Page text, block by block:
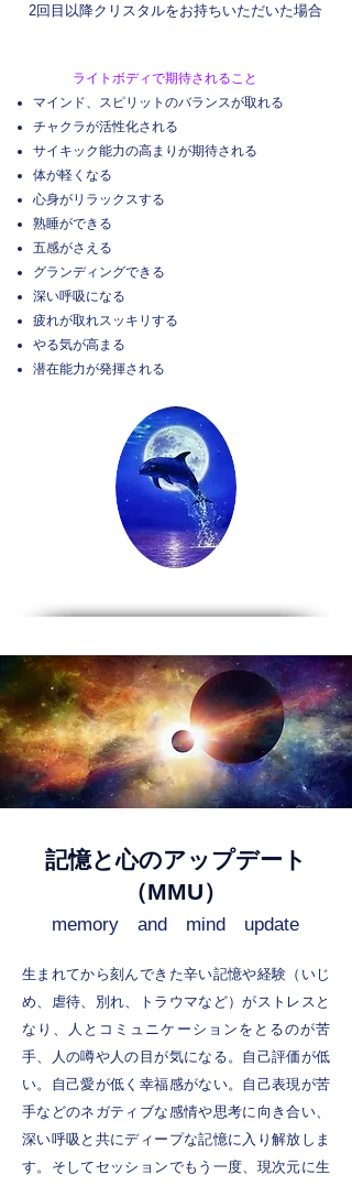
2回目以降クリスタルをお持ちいただいた場合
ライトボディで期待されること
マインド、スピリットのバランスが取れる
チャクラが活性化される
サイキック能力の高まりが期待される
体が軽くなる
心身がリラックスする
熟睡ができる
五感がさえる
グランディングできる
深い呼吸になる
疲れが取れスッキリする
やる気が高まる
​潜在能力が発揮される
記憶と心のアップデート
（MMU）
memory and mind update
生まれてから刻んできた辛い記憶や経験（いじ
め、虐待、別れ、トラウマなど）がストレスと
なり、人とコミュニケーションをとるのが苦
手、人の噂や人の目が気になる。自己評価が低
い。自己愛が低く幸福感がない。自己表現が苦
手などのネガティブな感情や思考に向き合い、
深い呼吸と共にディープな記憶に入り解放しま
す。そしてセッションでもう一度、現次元に生